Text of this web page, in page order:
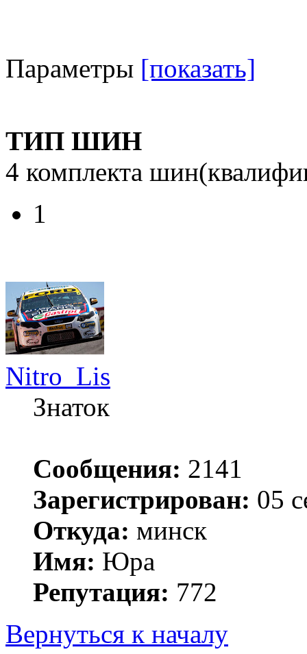
Параметры [показать]
ТИП ШИН
4 комплекта
1
Nitro_Lis
Знаток
Сообщения: 2141
Зарегистрирован: 05
Откуда: минск
Имя: Юра
Репутация: 772
Вернуться к началу